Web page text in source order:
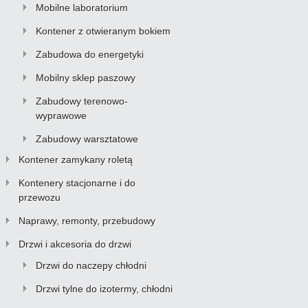
Mobilne laboratorium
Kontener z otwieranym bokiem
Zabudowa do energetyki
Mobilny sklep paszowy
Zabudowy terenowo-
wyprawowe
Zabudowy warsztatowe
Kontener zamykany roletą
Kontenery stacjonarne i do
przewozu
Naprawy, remonty, przebudowy
Drzwi i akcesoria do drzwi
Drzwi do naczepy chłodni
Drzwi tylne do izotermy, chłodni